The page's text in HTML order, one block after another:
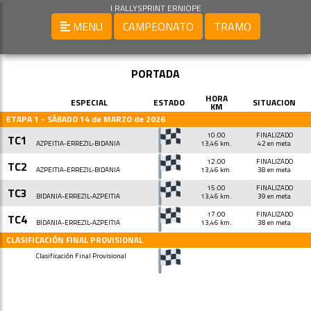
I RALLYSPRINT ERNIOPE
MENU CAMPEONATO TRAMO
PORTADA
ESPECIAL ESTADO HORA
KM
SITUACION
ETAPA 1 - SÁBADO 14 de MARZO de 2026
TC1 AZPEITIA-ERREZIL-BIDANIA
10:00
13,46 km.
FINALIZADO
42 en meta
TC2 AZPEITIA-ERREZIL-BIDANIA
12:00
13,46 km.
FINALIZADO
38 en meta
TC3 BIDANIA-ERREZIL-AZPEITIA
15:00
13,46 km.
FINALIZADO
39 en meta
TC4 BIDANIA-ERREZIL-AZPEITIA
17:00
13,46 km.
FINALIZADO
38 en meta
CLASIFICACIÓN FINAL PROVISIONAL
Clasificación Final Provisional